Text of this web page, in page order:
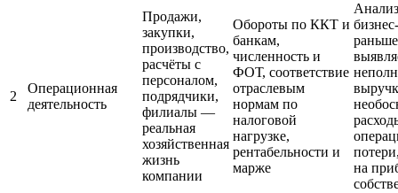
2
Операционная
деятельность
Продажи,
закупки,
производство,
расчёты с
персоналом,
подрядчики,
филиалы —
реальная
хозяйственная
жизнь
компании
Обороты по ККТ и
банкам,
численность и
ФОТ, соответствие
отраслевым
нормам по
налоговой
нагрузке,
рентабельности и
марже
на